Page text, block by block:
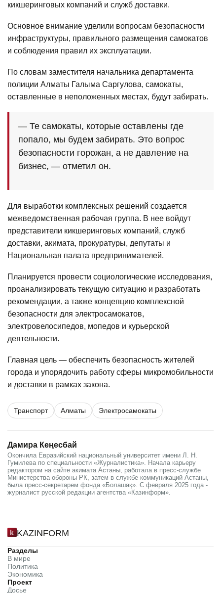
кикшеринговых компаний и служб доставки.
Основное внимание уделили вопросам безопасности
инфраструктуры, правильного размещения самокатов
и соблюдения правил их эксплуатации.
По словам заместителя начальника департамента
полиции Алматы Галыма Саргулова, самокаты,
оставленные в неположенных местах, будут забирать.
— Те самокаты, которые оставлены где
попало, мы будем забирать. Это вопрос
безопасности горожан, а не давление на
бизнес, — отметил он.
Для выработки комплексных решений создается
межведомственная рабочая группа. В нее войдут
представители кикшеринговых компаний, служб
доставки, акимата, прокуратуры, депутаты и
Национальная палата предпринимателей.
Планируется провести социологические исследования,
проанализировать текущую ситуацию и разработать
рекомендации, а также концепцию комплексной
безопасности для электросамокатов,
электровелосипедов, мопедов и курьерской
деятельности.
Главная цель — обеспечить безопасность жителей
города и упорядочить работу сферы микромобильности
и доставки в рамках закона.
Транспорт Алматы Электросамокаты
Дамира Кеңесбай
Окончила Евразийский национальный университет имени Л. Н.
Гумилева по специальности «Журналистика». Начала карьеру
редактором на сайте акимата Астаны, работала в пресс-службе
Министерства обороны РК, затем в службе коммуникаций Астаны,
была пресс-секретарем фонда «Болашақ». С февраля 2025 года -
журналист русской редакции агентства «Казинформ».
KAZINFORM
Разделы
В мире
Политика
Экономика
Проект
Досье